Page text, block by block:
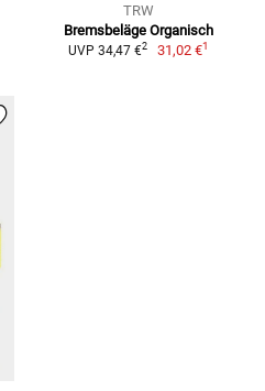
TRW
Bremsbeläge Organisch
UVP 34,47 €2 31,02 €1